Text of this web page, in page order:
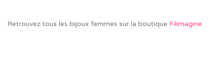
Retrouvez tous les bijoux femmes sur la boutique Filimagine.